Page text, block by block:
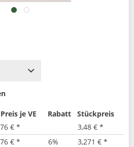
je VE Rabatt
Stückpreis
€ *
3,48 € *
€ * 6%
3,271 € *